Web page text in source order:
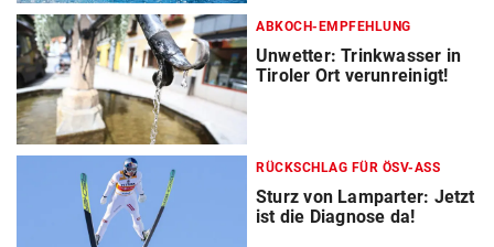
ABKOCH-EMPFEHLUNG
Unwetter: Trinkwasser in
Tiroler Ort verunreinigt!
RÜCKSCHLAG FÜR ÖSV-ASS
Sturz von Lamparter: Jetzt
ist die Diagnose da!